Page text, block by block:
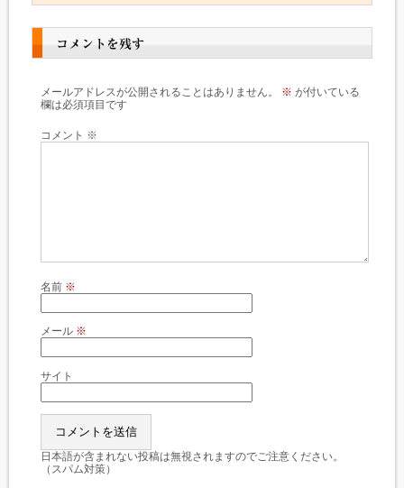
コメントを残す
メールアドレスが公開されることはありません。 ※ が付いている
欄は必須項目です
コメント ※
名前 ※
メール ※
サイト
日本語が含まれない投稿は無視されますのでご注意ください。
（スパム対策）